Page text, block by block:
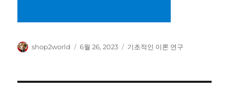
글
shop2world
작
6월 26, 2023
카
기초적인 이론 연구